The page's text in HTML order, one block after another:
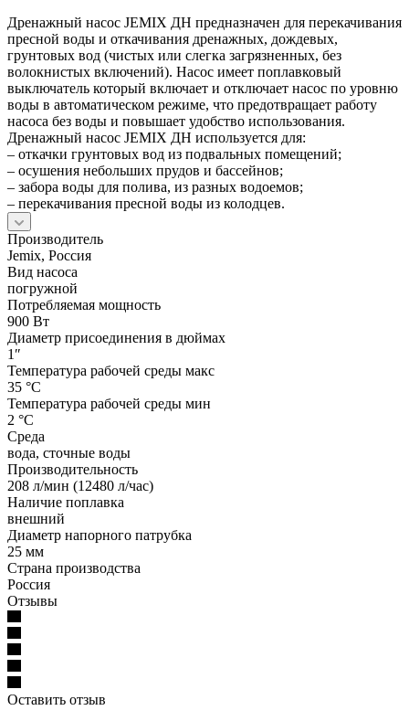
Дренажный насос JEMIX ДН предназначен для перекачивания
пресной воды и откачивания дренажных, дождевых,
грунтовых вод (чистых или слегка загрязненных, без
волокнистых включений). Насос имеет поплавковый
выключатель который включает и отключает насос по уровню
воды в автоматическом режиме, что предотвращает работу
насоса без воды и повышает удобство использования.
Дренажный насос JEMIX ДН используется для:
– откачки грунтовых вод из подвальных помещений;
– осушения небольших прудов и бассейнов;
– забора воды для полива, из разных водоемов;
– перекачивания пресной воды из колодцев.
Производитель
Jemix, Россия
Вид насоса
погружной
Потребляемая мощность
900 Вт
Диаметр присоединения в дюймах
1″
Температура рабочей среды макс
35 °С
Температура рабочей среды мин
2 °С
Среда
вода, сточные воды
Производительность
208 л/мин (12480 л/час)
Наличие поплавка
внешний
Диаметр напорного патрубка
25 мм
Страна производства
Россия
Отзывы
Оставить отзыв